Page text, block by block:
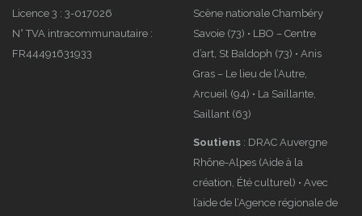
Licence 3 : 3-017026
N° TVA intracommunautaire :
FR44491631933
Scène nationale Chambéry
Savoie (73) • LBO – Centre
d’art, St Baldoph (73) • Anis
Gras – Le lieu de l’Autre,
Arcueil (94) • La Saillante,
Saillant (63)
Soutiens : DRAC Auvergne
Rhône-Alpes (Aide à la
création, Été culturel) • Avec
l’aide de l’Agence régionale de